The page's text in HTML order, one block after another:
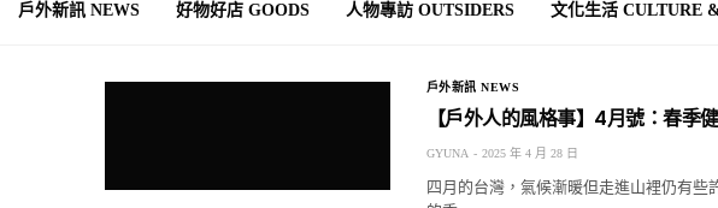
戶外新訊 NEWS 好物好店 GOODS 人物專訪 OUTSIDERS 文化生活 CULTURE
戶外新訊 NEWS
【戶外人的風格事】4月號：春季
GYUNA 2025 年 4 月 28 日
四月的台灣，氣候漸暖但走進山裡仍有